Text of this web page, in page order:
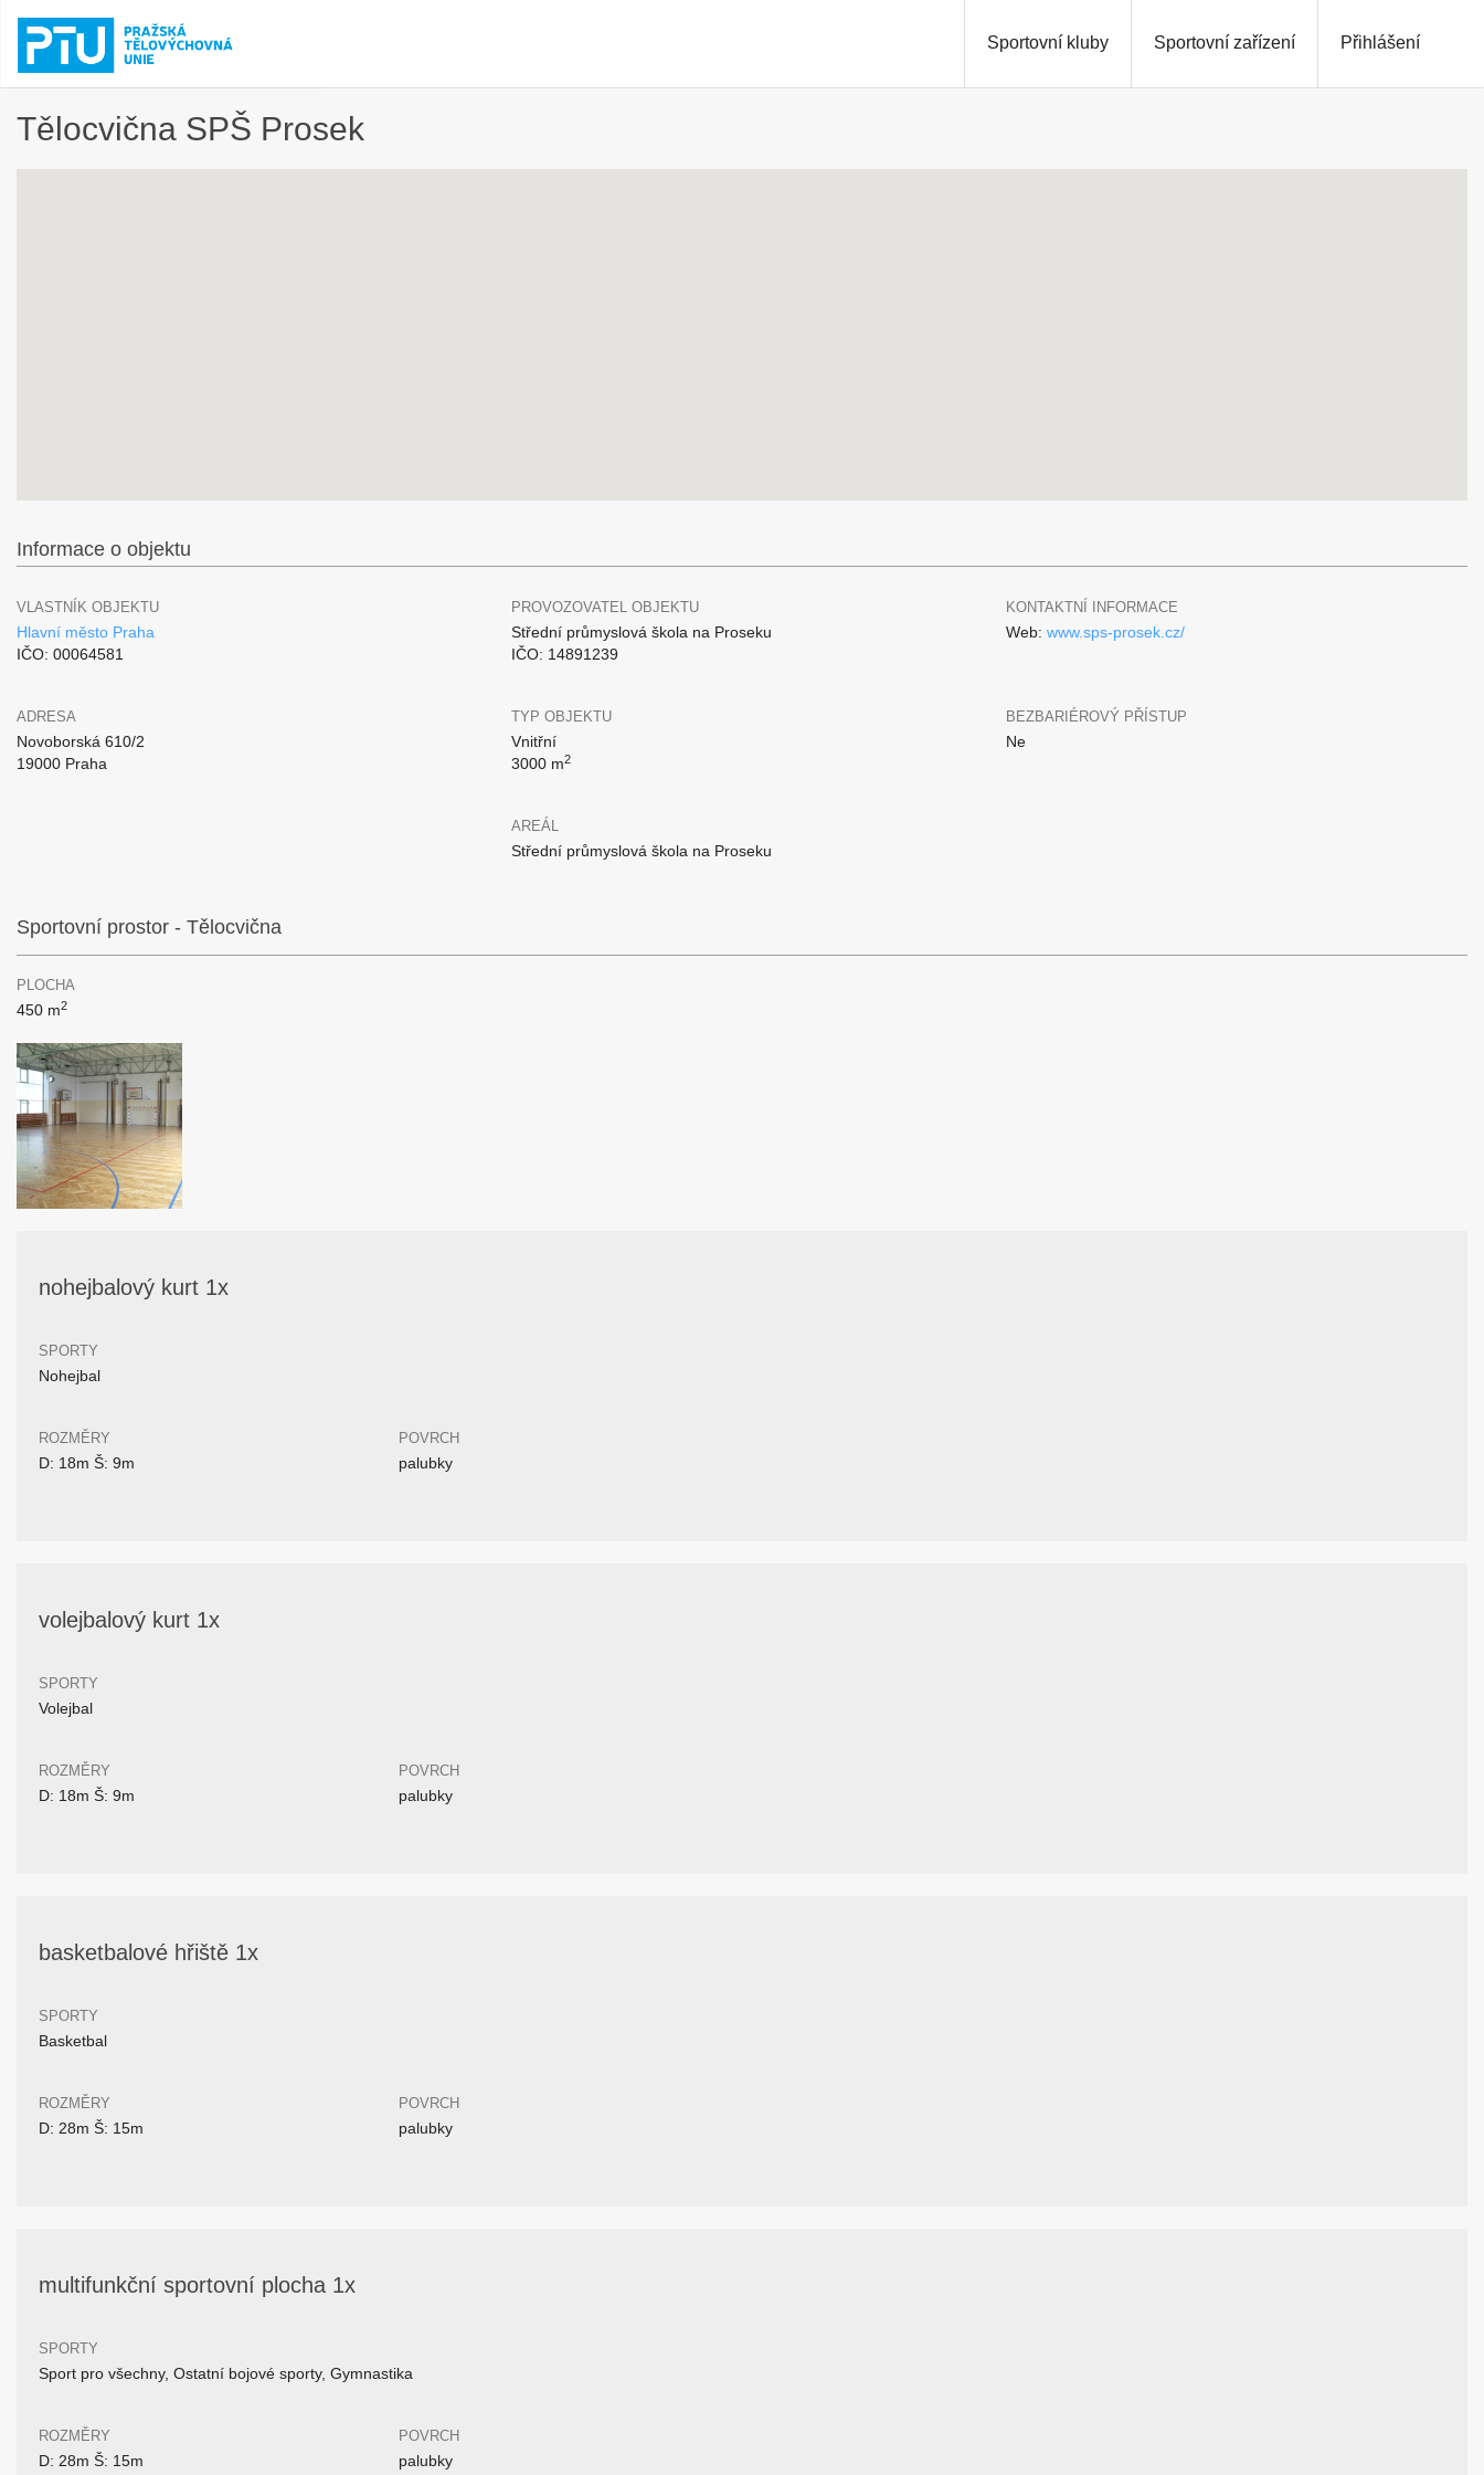
Přihlášení
Sportovní kluby Sportovní zařízení
Tělocvična SPŠ Prosek
Informace o objektu
VLASTNÍK OBJEKTU
Hlavní město Praha
IČO: 00064581
PROVOZOVATEL OBJEKTU
Střední průmyslová škola na Proseku
IČO: 14891239
KONTAKTNÍ INFORMACE
Web: www.sps-prosek.cz/
ADRESA
Novoborská 610/2
19000 Praha
TYP OBJEKTU
Vnitřní
3000 m2
BEZBARIÉROVÝ PŘÍSTUP
Ne
AREÁL
Střední průmyslová škola na Proseku
Sportovní prostor - Tělocvična
PLOCHA
450 m2
nohejbalový kurt 1x
SPORTY
Nohejbal
ROZMĚRY
D: 18m Š: 9m
POVRCH
palubky
volejbalový kurt 1x
SPORTY
Volejbal
ROZMĚRY
D: 18m Š: 9m
POVRCH
palubky
basketbalové hřiště 1x
SPORTY
Basketbal
ROZMĚRY
D: 28m Š: 15m
POVRCH
palubky
multifunkční sportovní plocha 1x
SPORTY
Sport pro všechny, Ostatní bojové sporty, Gymnastika
ROZMĚRY
D: 28m Š: 15m
POVRCH
palubky